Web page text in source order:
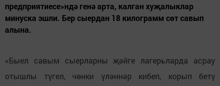
предприятиесе»ндә генә арта, калган хуҗалыклар
минуска эшли. Бер сыердан 18 килограмм сөт савып
алына.
«Быел савым сыерларны җәйге лагерьларда асрау
отышлы түгел, чөнки үләннәр кибеп, корып бетү